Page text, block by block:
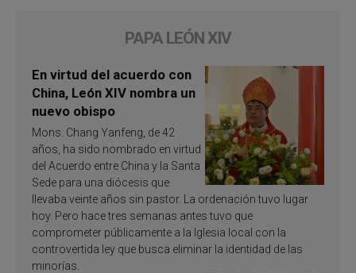
PAPA LEÓN XIV
En virtud del acuerdo con
China, León XIV nombra un
nuevo obispo
Mons. Chang Yanfeng, de 42
años, ha sido nombrado en virtud
del Acuerdo entre China y la Santa
Sede para una diócesis que
llevaba veinte años sin pastor. La ordenación tuvo lugar
hoy. Pero hace tres semanas antes tuvo que
comprometer públicamente a la Iglesia local con la
controvertida ley que busca eliminar la identidad de las
minorías.